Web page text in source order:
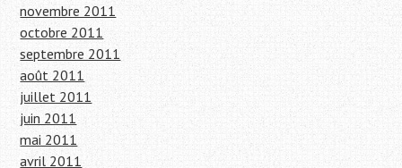
novembre 2011
octobre 2011
septembre 2011
août 2011
juillet 2011
juin 2011
mai 2011
avril 2011